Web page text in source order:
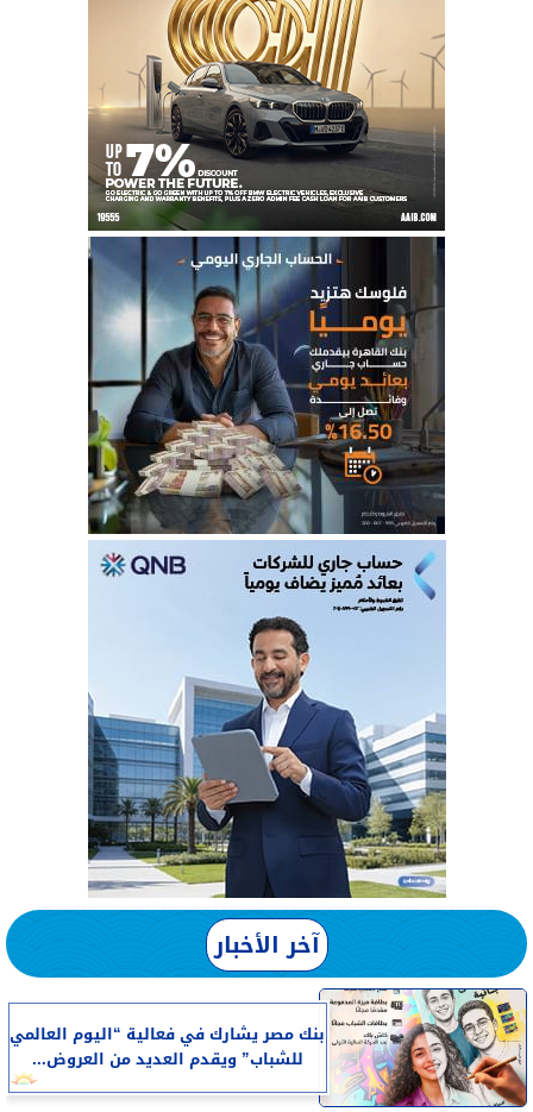
آخر الأخبار
بنك مصر يشارك في فعالية “اليوم العالمي
للشباب” ويقدم العديد من العروض...